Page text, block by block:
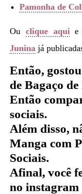
Pamonha de
Ou clique aqui e
Junina já
Então,
de Bagaço
Então
sociais.
Além disso,
Manga com
Sociais.
Afinal, você
no instagram